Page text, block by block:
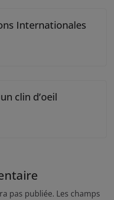
Internationales
clin d’oeil
pas publiée. Les champs